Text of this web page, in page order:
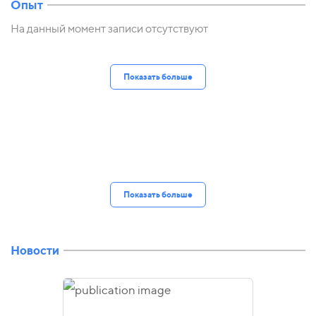
Опыт
На данный момент записи отсутствуют
Показать больше
Показать больше
Новости